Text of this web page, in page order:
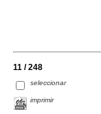
11 / 248
seleccionar
imprimir